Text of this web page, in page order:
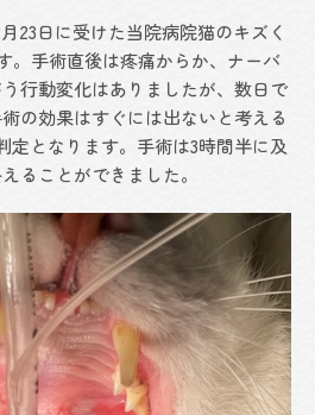
23日に受けた当院病院猫のキズく
。手術直後は疼痛からか、ナーバ
行動変化はありましたが、数日で
の効果はすぐには出ないと考える
定となります。手術は3時間半に及
ることができました。